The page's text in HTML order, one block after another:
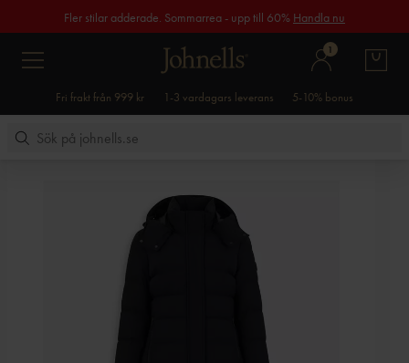
Fler stilar adderade. Sommarrea - upp till 60% Handla nu
1
Fri frakt från 999 kr 1-3 vardagars leverans 5-10% bonus